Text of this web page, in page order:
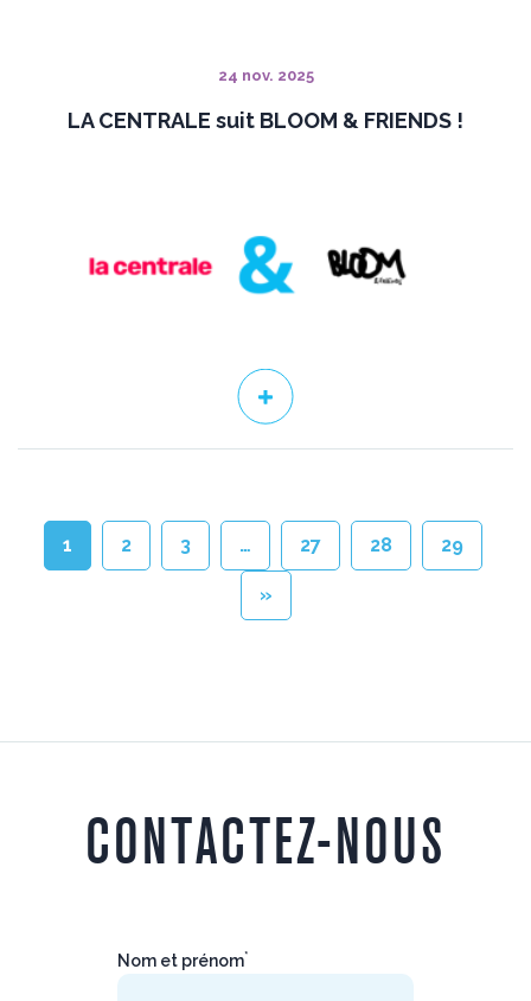
24 nov. 2025
LA CENTRALE suit BLOOM & FRIENDS !
1 2 3 … 27 28 29
»
CONTACTEZ-NOUS
Nom et prénom*